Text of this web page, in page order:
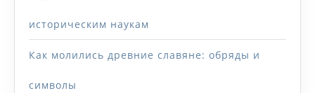
историческим наукам
Как молились древние славяне: обряды и
символы